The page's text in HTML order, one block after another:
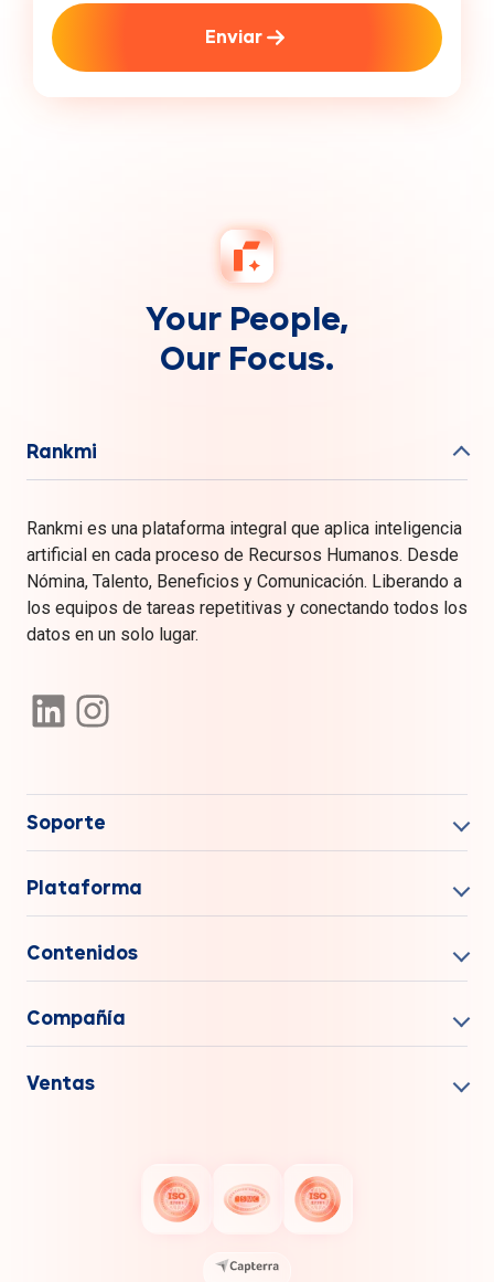
Enviar
Your People,
Our Focus.
Rankmi
Rankmi es una plataforma integral que aplica inteligencia
artificial en cada proceso de Recursos Humanos. Desde
Nómina, Talento, Beneficios y Comunicación. Liberando a
los equipos de tareas repetitivas y conectando todos los
datos en un solo lugar.
Soporte
Plataforma
Contenidos
Compañía
Ventas